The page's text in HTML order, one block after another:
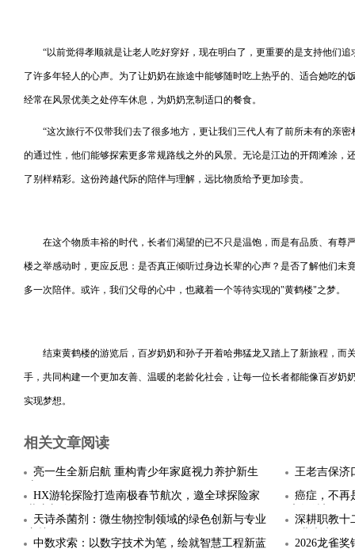
“以前觉得孝顺就是让老人吃好穿好，现在明白了，更重要的是支持他们
了许多年轻人的心声。为了让奶奶在旅途中能够随时吃上热乎的、适合她吃的
经常在风景优美之处停车休息，为奶奶烹制适口的餐食。
“这次旅行不仅带我们去了很多地方，更让我们三代人有了前所未有的亲
的通过性，他们能够探索更多常规路线之外的风景。无论是江边的开阔滩涂，
了别样精彩。这份跨越代际的陪伴与理解，远比物质给予更加珍贵。
在这个物质丰裕的时代，长者们渴望的已不只是温饱，而是有品质、有尊
楼之举感动时，更应反思：是否真正倾听过身边长辈的心声？是否了解他们未
多一次陪伴。或许，我们父母的心中，也藏着一个等待实现的"黄鹤楼"之梦。
结束黄鹤楼的游览后，百岁奶奶和孙子开着哈弗猛龙又踏上了新旅程，而
手，共同构建一个更加友善、温暖的老龄化社会，让每一位长者都能像百岁奶
实现梦想。
相关文章阅读
亮一生全新启航 重构青少年家庭视力养护新生
王老吉保济
HX游轮探险打造南极春节航次，邀全球探险家
癌症，不
天诗杀菌剂：微生物控制领域的绿色创新与专业
深耕职教十
中数求索：以数字技术为笔，绘就智慧工程新蓝
2026龙雀